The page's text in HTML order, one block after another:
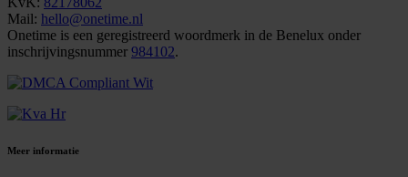
Mail: hello@onetime.nl
Onetime is een geregistreerd woordmerk in de Benelux onder
inschrijvingsnummer 984102.
Meer informatie